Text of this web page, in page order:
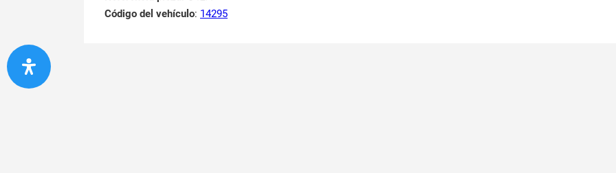
Código del vehículo: 14295